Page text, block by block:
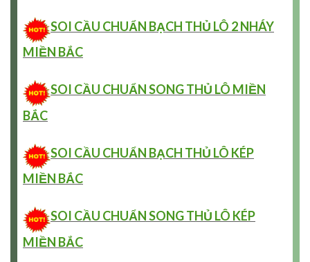
SOI CẦU CHUẨN BẠCH THỦ LÔ 2 NHÁY
MIỀN BẮC
SOI CẦU CHUẨN SONG THỦ LÔ MIỀN
BẮC
SOI CẦU CHUẨN BẠCH THỦ LÔ KÉP
MIỀN BẮC
SOI CẦU CHUẨN SONG THỦ LÔ KÉP
MIỀN BẮC